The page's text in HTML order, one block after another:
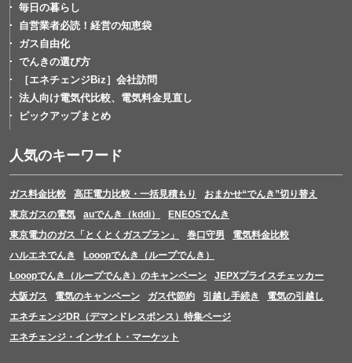
毎日の暮らし
自営業者必読！経営の知恵袋
ガス自由化
でんきの選び方
［エネチェンジBiz］会社訪問
法人向け電気代比較、電気料金見直し
ピックアップまとめ
人気のキーワード
ガス料金比較 高圧電力比較・一括見積もり
おまかせ“でんき”切り替え
東京ガスの電気
auでんき（kddi）
ENEOSでんき
東京電力のガス「とくとくガスプラン」
巻口守男
電気料金比較
ハルエネでんき
Looopでんき（ループでんき）
Looopでんき（ループでんき）のキャンペーン
JEPXプライスチェッカー
大阪ガス
電気のキャンペーン ガス代節約 引越し手続き
電気の引越し
エネチェンジDR（デマンドレスポンス）特集ページ
エネチェンジ・インサイト・マーケット